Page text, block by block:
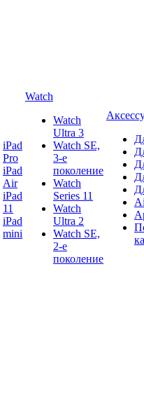
iPad
Pro
iPad
Air
iPad
11
iPad
mini
Watch
Watch
Ultra 3
Watch SE,
3-е
поколение
Watch
Series 11
Watch
Ultra 2
Watch SE,
2-е
поколение